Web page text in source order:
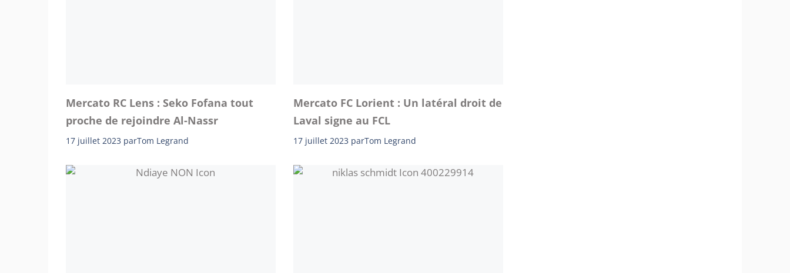
Mercato RC Lens : Seko Fofana tout
proche de rejoindre Al-Nassr
17 juillet 2023 parTom Legrand
Mercato FC Lorient : Un latéral droit de
Laval signe au FCL
17 juillet 2023 parTom Legrand